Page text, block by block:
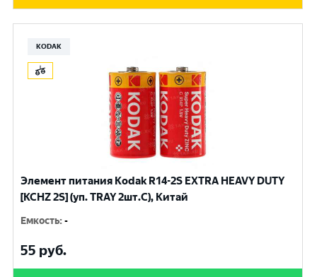
KODAK
Элемент питания Kodak R14-2S EXTRA HEAVY DUTY
[KCHZ 2S] (уп. TRAY 2шт.C), Китай
Емкость:-
55 руб.